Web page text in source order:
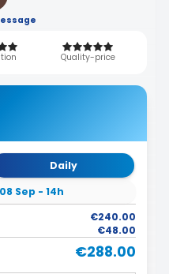
Quality-price
Daily
08 Sep - 14h
€240.00
€48.00
€288.00